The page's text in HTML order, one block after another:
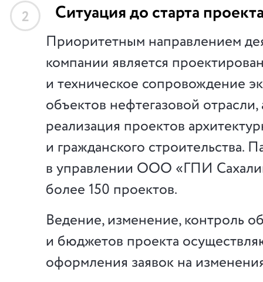
2 Ситуация до старта
Приоритетным направлением
компании является
и техническое сопровождение
объектов нефтегазовой отрасли,
реализация проектов
и гражданского строительства.
в управлении ООО «ГПИ
более 150 проектов.
Ведение, изменение, контроль
и бюджетов проекта
оформления заявок на